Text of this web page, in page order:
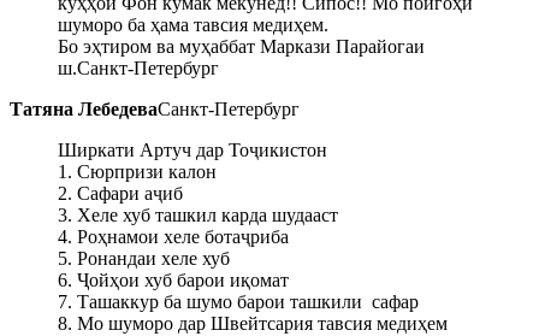
шуморо ба ҳама тавсия медиҳем.
Бо эҳтиром ва муҳаббат Маркази Парайогаи
ш.Санкт-Петербург
Татяна ЛебедеваСанкт-Петербург
Ширкати Артуч дар Тоҷикистон
1. Сюрпризи калон
2. Сафари аҷиб
3. Хеле хуб ташкил карда шудааст
4. Роҳнамои хеле ботаҷриба
5. Ронандаи хеле хуб
6. Ҷойҳои хуб барои иқомат
7. Ташаккур ба шумо барои ташкили сафар
8. Мо шуморо дар Швейтсария тавсия медиҳем